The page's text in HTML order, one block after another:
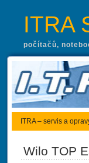
ITRA
počítačů,
ITRA – servis a
Wilo TOP